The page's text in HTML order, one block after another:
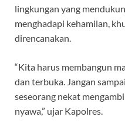
lingkungan yang
menghadapi kehamilan,
direncanakan.
“Kita harus membangun
dan terbuka. Jangan
seseorang nekat
nyawa,” ujar Kapolres.